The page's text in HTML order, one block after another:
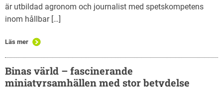
är utbildad agronom och journalist med spetskompetens
inom hållbar […]
Läs mer
Binas värld – fascinerande
miniatyrsamhällen med stor betydelse